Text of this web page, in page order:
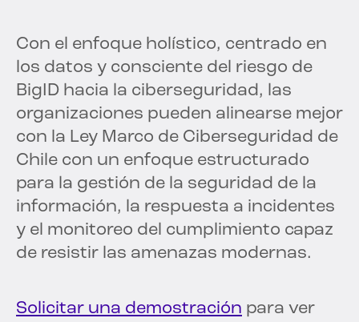
Con el enfoque holístico, centrado en
los datos y consciente del riesgo de
BigID hacia la ciberseguridad, las
organizaciones pueden alinearse mejor
con la Ley Marco de Ciberseguridad de
Chile con un enfoque estructurado
para la gestión de la seguridad de la
información, la respuesta a incidentes
y el monitoreo del cumplimiento capaz
de resistir las amenazas modernas.
Solicitar una demostración para ver